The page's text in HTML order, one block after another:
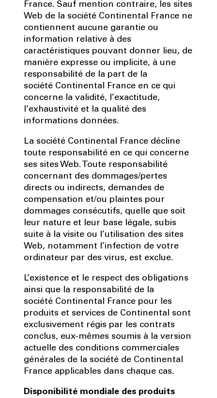
France. Sauf mention contraire, les sites
Web de la société Continental France ne
contiennent aucune garantie ou
information relative à des
caractéristiques pouvant donner lieu, de
manière expresse ou implicite, à une
responsabilité de la part de la
société Continental France en ce qui
concerne la validité, l’exactitude,
l’exhaustivité et la qualité des
informations données.
La société Continental France décline
toute responsabilité en ce qui concerne
ses sites Web. Toute responsabilité
concernant des dommages/pertes
directs ou indirects, demandes de
compensation et/ou plaintes pour
dommages consécutifs, quelle que soit
leur nature et leur base légale, subis
suite à la visite ou l’utilisation des sites
Web, notamment l’infection de votre
ordinateur par des virus, est exclue.
L’existence et le respect des obligations
ainsi que la responsabilité de la
société Continental France pour les
produits et services de Continental sont
exclusivement régis par les contrats
conclus, eux-mêmes soumis à la version
actuelle des conditions commerciales
générales de la société de Continental
France applicables dans chaque cas.
Disponibilité mondiale des produits